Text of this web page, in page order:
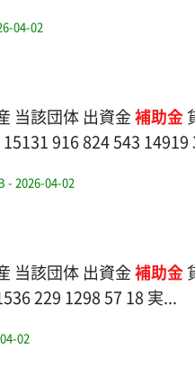
04-02
当該団体 出資金補助金
916 824 543 14919
- 2026-04-02
当該団体 出資金補助金
229 1298 57 18 実...
02